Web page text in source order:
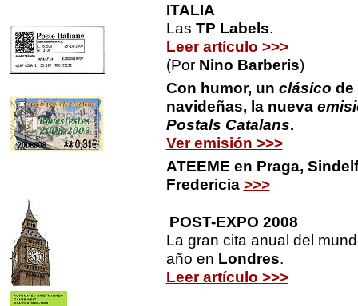
ITALIA
Las TP Labels.
Leer artículo >>>
(Por Nino Barberis)
Con humor, un clásico de
navideñas, la nueva
Postals Catalans.
Ver emisión >>>
ATEEME en Praga,
Fredericia >>>
POST-EXPO 2008
La gran cita anual del
año en Londres.
Leer artículo >>>